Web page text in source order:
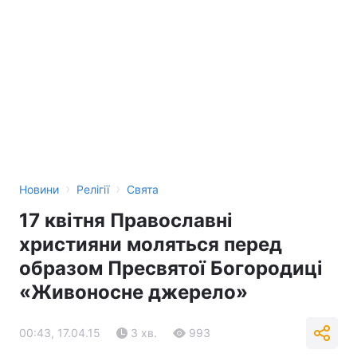
Новини › Релігії › Свята
17 квітня Православні
християни моляться перед
образом Пресвятої Богородиці
«Живоносне джерело»
00:43, 17.04.15 3 хв. 993